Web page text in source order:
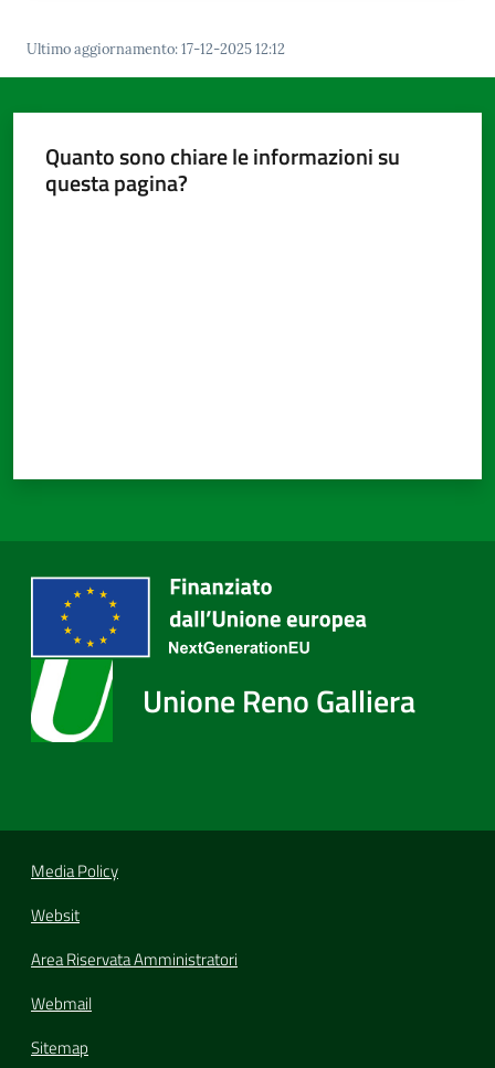
Ultimo aggiornamento:17-12-2025 12:12
Quanto sono chiare le informazioni su
questa pagina?
Unione Reno Galliera
Media Policy
Websit
Area Riservata Amministratori
Webmail
Sitemap